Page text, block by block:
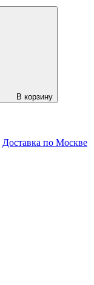
В корзину
Доставка по Москве